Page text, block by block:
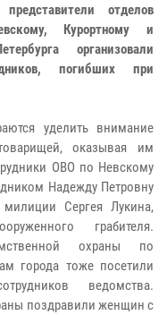
отделов
Курортному и
организовали
погибших при
уделить внимание
оказывая им
ОВО по Невскому
Надежду Петровну
Сергея Лукина,
грабителя.
охраны по
города тоже посетили
ведомства.
поздравили женщин с